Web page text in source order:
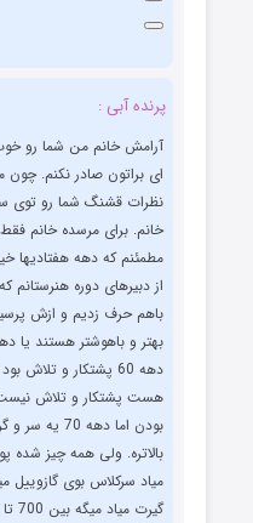
پرنده آبی :
آرامش خانم من شما رو
ای براتون صادر نکنم.
نظرات قشنگ شما رو توی
خانم. برای مرسده خانم
مطمئنم که دهه هفتادیها
از دبیرهای دوره
بالاتره. ولی همه چیز
میاد سرکلاس بوی گازوییل